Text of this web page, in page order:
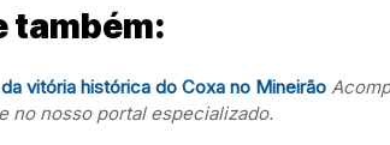
também:
vitória histórica do Coxa no Mineirão
no nosso portal especializado.